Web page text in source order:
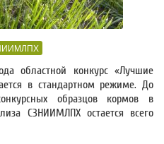
областной конкурс «Лучшие
в стандартном режиме. До
образцов кормов в
СЗНИИМЛПХ остается всего